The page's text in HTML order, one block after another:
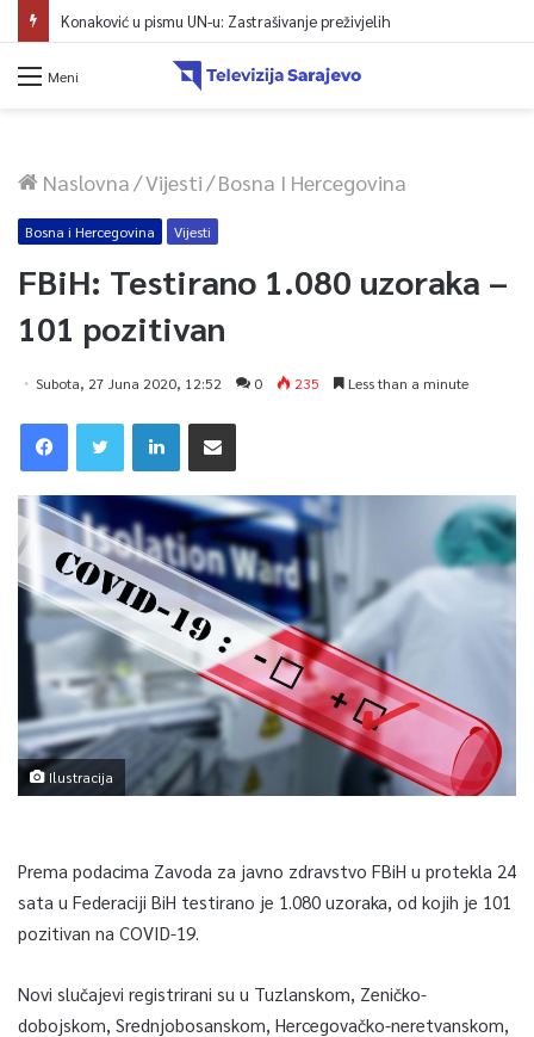
Konaković u pismu UN-u: Zastrašivanje preživjelih
Meni
Naslovna/Vijesti/Bosna I Hercegovina
Bosna i Hercegovina Vijesti
FBiH: Testirano 1.080 uzoraka –
101 pozitivan
Subota, 27 Juna 2020, 12:52 0 235 Less than a minute
Ilustracija
Prema podacima Zavoda za javno zdravstvo FBiH u protekla 24
sata u Federaciji BiH testirano je 1.080 uzoraka, od kojih je 101
pozitivan na COVID-19.
Novi slučajevi registrirani su u Tuzlanskom, Zeničko-
dobojskom, Srednjobosanskom, Hercegovačko-neretvanskom,